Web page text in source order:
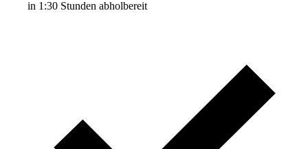
in 1:30 Stunden abholbereit